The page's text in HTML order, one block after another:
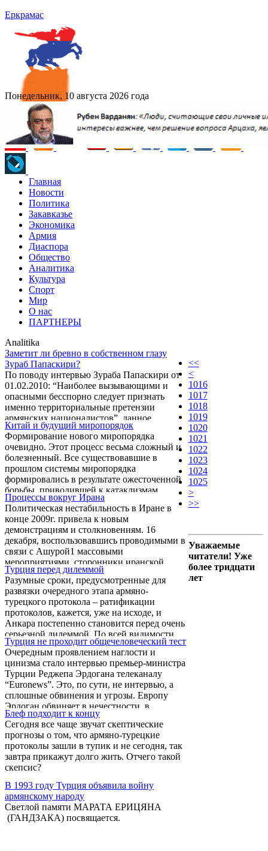
Еркрамас
Понедельник, 10 августа 2026 года
Главная
Новости
Политика
Закавказье
Экономика
Армия
Диаспора
Общество
Аналитика
Культура
Спорт
Мир
О нас
ПАРТНЕРЫ
Analitika
Заметит ли бревно в собственном глазу
Зураб Папаскири?
По поводу интервью Зураба Папаскири от
01.02.2010: “Наиболее вызывающими и
опасными бесспорно следует признать
именно территориальные претензии
армянских националистов”, данное
корреспонденту 1news. az. Ф. Дочия
Китай и будущий миропорядок
Формирование нового миропорядка
очевидно. Этот процесс весьма сложный и
болезненный. Все существовавшие в
прошлом системы миропорядка
формировались в результате ожесточенной
борьбы, приводившей к катаклизмам
глобального масштаба. Достаточно указать
две мировые войны, Холодную войну, ряд
войн регионального характера и т.д.
Процессы вокруг Ирана
Политическая нестабильность в Иране в
конце 2009г. привела к новым
демонстрациям и столкновениям. 16
декабря, воспользовавшись проводимыми в
связи с Ашурой1 массовыми
мероприятиями, сторонники иранской
оппозиции вышли на улицы. Еще больший
импульс действиям оппозиционеров
придала 20 декабря смерть и церемония
похорон аятоллы Монтазери, вставшего в
оппозицию к нынешним духовным властям.
Турция перед дилеммой
Разумные сроки, предусмотренные для
развязки очередного этапа армяно-
турецкого протокола – ратификации
протоколов, кажется, уже на исходе, и
Анкара постепенно становится перед очень
серьезной дилеммой. По всей видимости,
именно от выбора Анкары будет зависеть
вся конфигурация Большого Ближнего
Востока в среднесрочной перспективе.
Карабах – не фактор, и не инструмент Во-
первых, о роли карабахской проблемы в
процессе нормализации армяно-турецких
отношений и спекуляции ею. То, что в
широком контексте ...
Турция не проходит общечеловеческий тест
Очередным проявлением наглости и
цинизма стало интервью премьер-министра
Турции Реджепа Эрдогана телеканалу
“Euronews”. Это, по сути, не интервью, а
сплошные обвинения и угрозы. Европу
Эрдоган обвиняет в нечестности, в
проявлении двойных стандартов по
отношению к Турции, в исламофобии, в
создании тупиковой ситуации на Кипре, в
нежелании ЕС признать государственность
оккупированной Турцией северной части
этого острова. “Евросоюз не должен...
Европа еще пожалеет... Израиль в будущем
еще задумается ...
Блеф подходит к концу
Сегодня все чаще звучат скептические
прогнозы о том, что армяно-турецкие
протоколы зашли в тупик и не сегодня, так
завтра прикажут долго жить. Отчего такой
скепсис?
В 1993 году Турция объявила войну
армянскому народу
Светлой памяти МАРАТА ЕРИЦЯНА
(ГАНДЗАКА) посвящается.
<<
<
1016
1017
1018
1019
1020
1021
1022
1023
1024
1025
>
>>
Уважаемые
читатели! Уже
более тридцати
лет